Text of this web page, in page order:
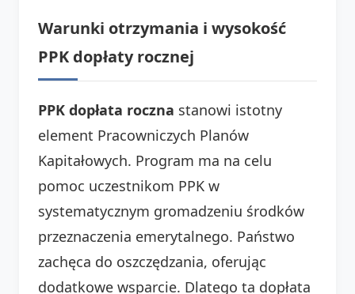
Warunki otrzymania i wysokość
PPK dopłaty rocznej
PPK dopłata roczna stanowi istotny
element Pracowniczych Planów
Kapitałowych. Program ma na celu
pomoc uczestnikom PPK w
systematycznym gromadzeniu środków
przeznaczenia emerytalnego. Państwo
zachęca do oszczędzania, oferując
dodatkowe wsparcie. Dlatego ta dopłata